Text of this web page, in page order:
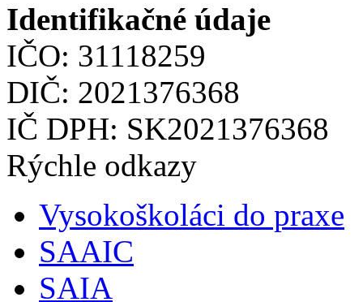
Identifikačné údaje
IČO: 31118259
DIČ: 2021376368
IČ DPH: SK2021376368
Rýchle odkazy
Vysokoškoláci do praxe
SAAIC
SAIA